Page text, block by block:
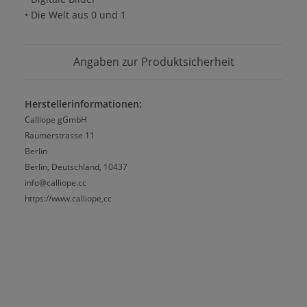
• Die Welt aus 0 und 1
Angaben zur Produktsicherheit
Herstellerinformationen:
Calliope gGmbH
Raumerstrasse 11
Berlin
Berlin, Deutschland, 10437
info@calliope.cc
https://www.calliope,cc